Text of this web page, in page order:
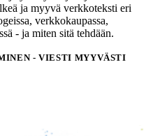
ja myyvä verkkoteksti eri
verkkokaupassa,
- ja miten sitä tehdään.
- VIESTI MYYVÄSTI